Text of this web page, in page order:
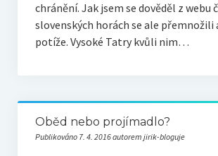
chránění. Jak jsem se dověděl z webu
slovenských horách se ale přemnožili
potíže. Vysoké Tatry kvůli nim…
Oběd nebo projímadlo?
Publikováno 7. 4. 2016 autorem jirik-bloguje